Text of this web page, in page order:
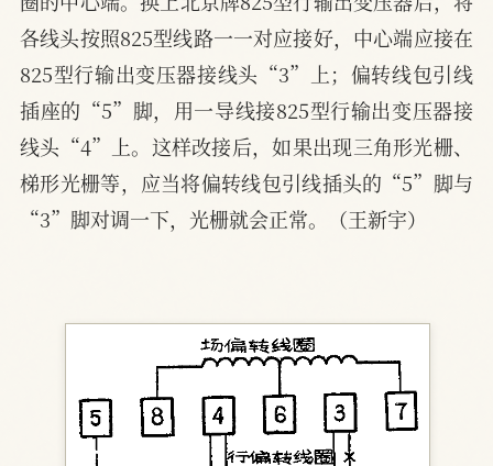
各线头按照825型线路一一对应接好，中心端应接在
825型行输出变压器接线头“3”上；偏转线包引线
插座的“5”脚，用一导线接825型行输出变压器接
线头“4”上。这样改接后，如果出现三角形光栅、
梯形光栅等，应当将偏转线包引线插头的“5”脚与
“3”脚对调一下，光栅就会正常。（王新宇）